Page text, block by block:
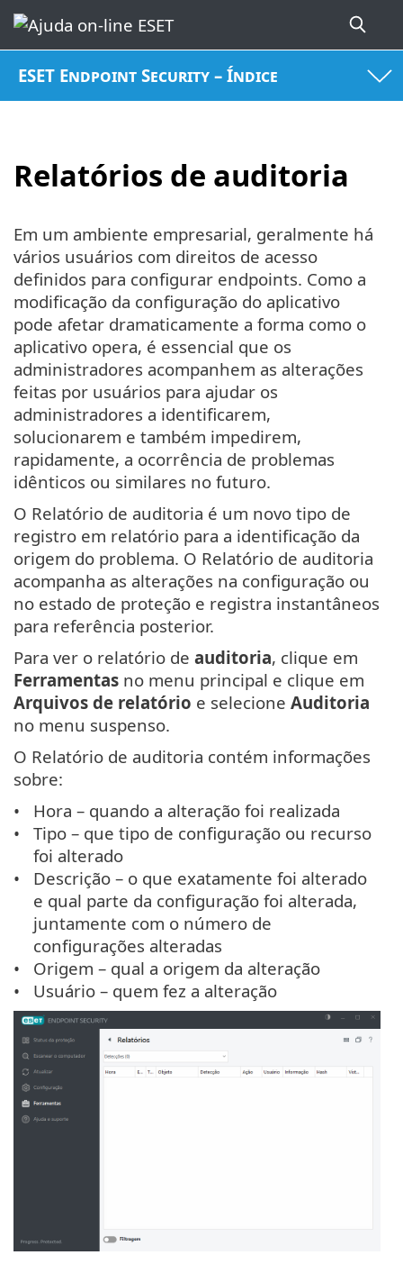
ESET Endpoint Security – Índice
Relatórios de auditoria
Em um ambiente empresarial, geralmente há
vários usuários com direitos de acesso
definidos para configurar endpoints. Como a
modificação da configuração do aplicativo
pode afetar dramaticamente a forma como o
aplicativo opera, é essencial que os
administradores acompanhem as alterações
feitas por usuários para ajudar os
administradores a identificarem,
solucionarem e também impedirem,
rapidamente, a ocorrência de problemas
idênticos ou similares no futuro.
O Relatório de auditoria é um novo tipo de
registro em relatório para a identificação da
origem do problema. O Relatório de auditoria
acompanha as alterações na configuração ou
no estado de proteção e registra instantâneos
para referência posterior.
Para ver o relatório de auditoria, clique em
Ferramentas no menu principal e clique em
Arquivos de relatório e selecione Auditoria
no menu suspenso.
O Relatório de auditoria contém informações
sobre:
Hora – quando a alteração foi realizada
Tipo – que tipo de configuração ou recurso
foi alterado
Descrição – o que exatamente foi alterado
e qual parte da configuração foi alterada,
juntamente com o número de
configurações alteradas
Origem – qual a origem da alteração
Usuário – quem fez a alteração